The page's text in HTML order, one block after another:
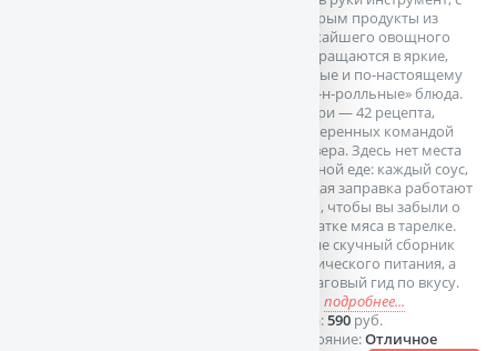
которым продукты из
ближайшего овощного
превращаются в яркие,
пряные и по-настоящему
«рок-н-ролльные» блюда.
Внутри — 42 рецепта,
проверенных командой
Оливера. Здесь нет места
пресной еде: каждый соус,
каждая заправка работают
на то, чтобы вы забыли о
нехватке мяса в тарелке.
Это не скучный сборник
диетического питания, а
пошаговый гид по вкусу.
подробнее...
Цена:590руб.
Состояние:Отличное